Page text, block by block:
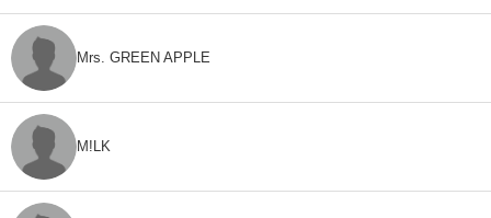
Mrs. GREEN APPLE
M!LK